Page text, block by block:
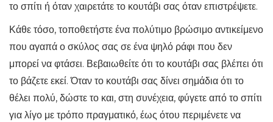
το σπίτι ή όταν χαιρετάτε το κουτάβι σας όταν επιστρέψετε.
Κάθε τόσο, τοποθετήστε ένα πολύτιμο βρώσιμο αντικείμενο
που αγαπά ο σκύλος σας σε ένα ψηλό ράφι που δεν
μπορεί να φτάσει. Βεβαιωθείτε ότι το κουτάβι σας βλέπει ότι
το βάζετε εκεί. Όταν το κουτάβι σας δίνει σημάδια ότι το
θέλει πολύ, δώστε το και, στη συνέχεια, φύγετε από το σπίτι
για λίγο με τρόπο πραγματικό, έως ότου περιμένετε να